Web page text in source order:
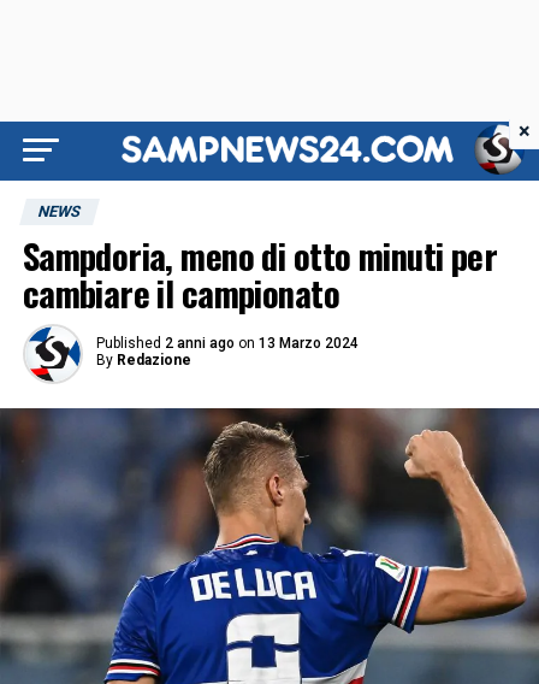
NEWS
Sampdoria, meno di otto minuti per
cambiare il campionato
Published 2 anni ago on 13 Marzo 2024
By Redazione
×